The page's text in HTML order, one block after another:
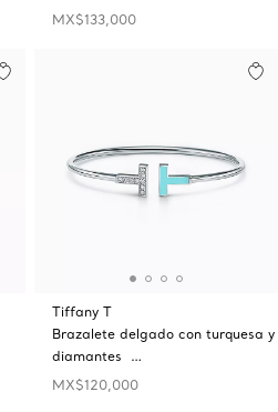
MX$133,000
Tiffany T
Brazalete delgado con turquesa y
diamantes …
MX$120,000